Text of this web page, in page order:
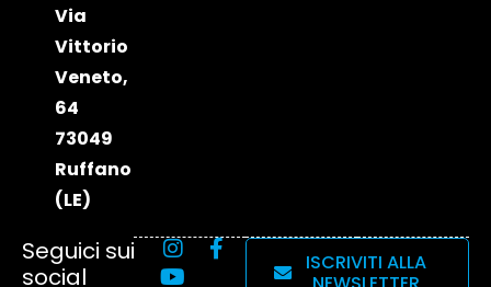
Via
Vittorio
Veneto,
64
73049
Ruffano
(LE)
Seguici sui
social
ISCRIVITI ALLA